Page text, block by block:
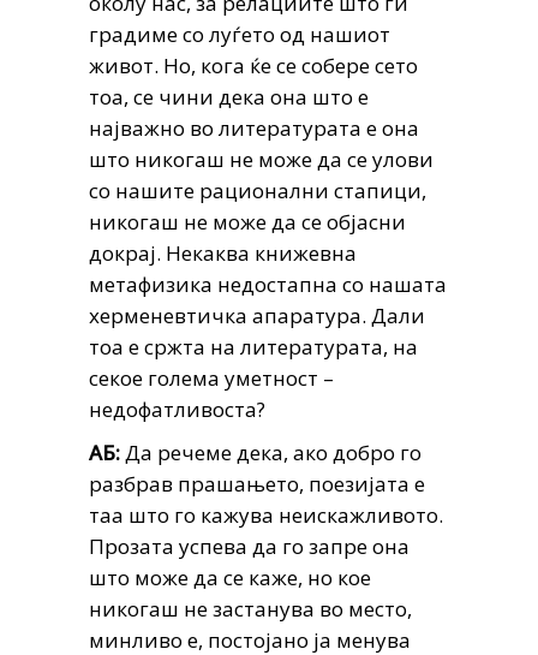
градиме со луѓето од нашиот
живот. Но, кога ќе се собере сето
тоа, се чини дека она што е
најважно во литературата е она
што никогаш не може да се улови
со нашите рационални стапици,
никогаш не може да се објасни
докрај. Некаква книжевна
метафизика недостапна со нашата
херменевтичка апаратура. Дали
тоа е сржта на литературата, на
секое голема уметност –
недофатливоста?
АБ:Да речеме дека, ако добро го
разбрав прашањето, поезијата е
таа што го кажува неискажливото.
Прозата успева да го запре она
што може да се каже, но кое
никогаш не застанува во место,
минливо е, постојано ја менува